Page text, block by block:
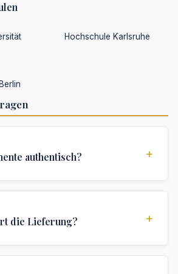
Hochschule Karlsruhe
authentisch? +
und Authentifizierungen, die für
die Lieferung? +